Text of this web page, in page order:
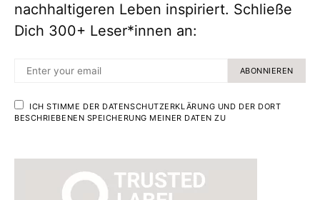
nachhaltigeren Leben inspiriert. Schließe
Dich 300+ Leser*innen an:
ABONNIEREN
ICH STIMME DER DATENSCHUTZERKLÄRUNG UND DER DORT
BESCHRIEBENEN SPEICHERUNG MEINER DATEN ZU